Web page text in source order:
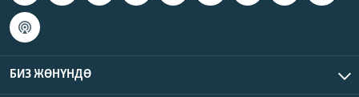
БИЗ ЖӨНҮНДӨ